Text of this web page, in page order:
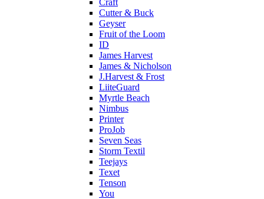
Craft
Cutter & Buck
Geyser
Fruit of the Loom
ID
James Harvest
James & Nicholson
J.Harvest & Frost
LiiteGuard
Myrtle Beach
Nimbus
Printer
ProJob
Seven Seas
Storm Textil
Teejays
Texet
Tenson
You